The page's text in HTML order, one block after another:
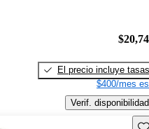
El precio incluye tasas
$400/mes
Verif. disponibilidad